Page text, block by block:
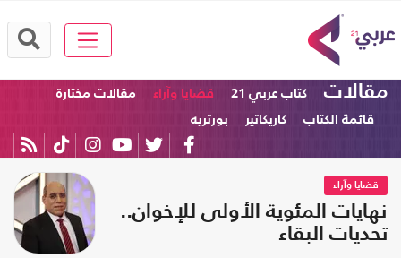
مقالات كتاب عربي 21 قضايا وآراء
مقالات مختارة
قائمة الكتاب
كاريكاتير بورتريه
قضايا وآراء
نهايات المئوية الأولى للإخوان..
تحديات البقاء